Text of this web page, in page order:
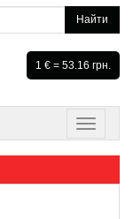
Найти
1 € = 53.16 грн.